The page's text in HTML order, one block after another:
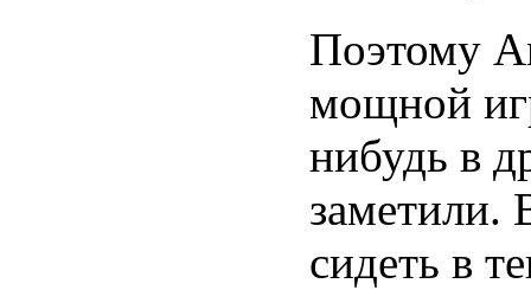
Поэтому
мощной
нибудь в
заметили.
сидеть в